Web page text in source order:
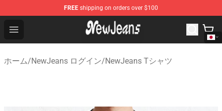
FREE shipping on orders over $100
Open menu
NewJeans Store - Official NewJeans Merchandise Shop
ホーム/NewJeans ログイン/NewJeans Tシャツ